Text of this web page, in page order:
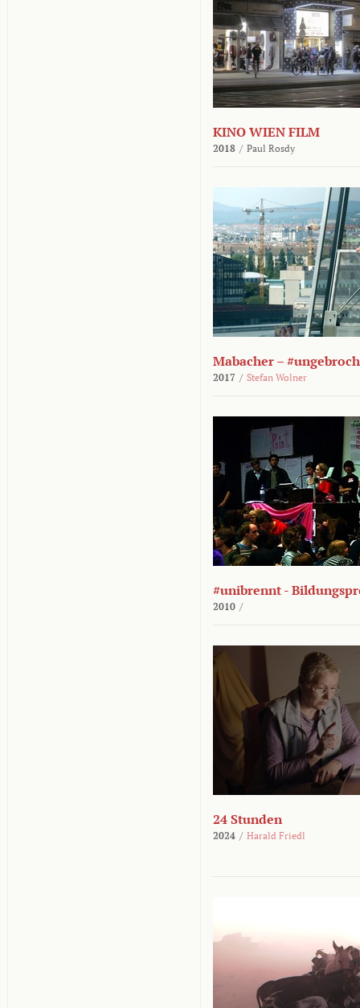
KINO WIEN FILM
2018 / Paul Rosdy
Mabacher –
2017 / Stefan Wolner
#unibrennt -
2010 /
24 Stunden
2024 / Harald Friedl